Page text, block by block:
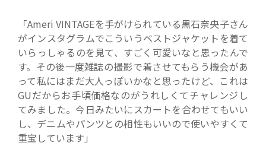
「Ameri VINTAGEを手がけられている黒石奈央子さん
がインスタグラムでこういうベストジャケットを着て
いらっしゃるのを見て、すごく可愛いなと思ったんで
す。その後一度雑誌の撮影で着させてもらう機会があ
って私にはまだ大人っぽいかなと思ったけど、これは
GUだからお手頃価格なのがうれしくてチャレンジし
てみました。今日みたいにスカートを合わせてもいい
し、デニムやパンツとの相性もいいので使いやすくて
重宝しています」